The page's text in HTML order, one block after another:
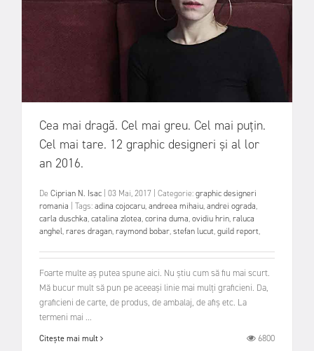
Cea mai dragă. Cel mai greu. Cel mai puțin.
Cel mai tare. 12 graphic designeri și al lor
an 2016.
De Ciprian N. Isac 03 Mai, 2017 Categorie:graphic designeri
romania
Tags:adina cojocaru,andreea mihaiu,andrei ograda,
carla duschka,catalina zlotea,corina duma,ovidiu hrin,raluca
anghel,rares dragan,raymond bobar,stefan lucut,guild report,
Foarte multe aș putea spune aici. Nu știu cum să fiu mai scurt.
Mă bucur mult să pun pe aceeași linie mai mulți graficieni. Da,
graficieni de carte, de produs, de ambalaj, de afiș etc. La
termeni mai ...
Citește mai mult 6800